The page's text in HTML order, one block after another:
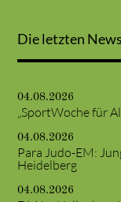
Die letzten News
04.08.2026
„SportWoche für
04.08.2026
Para Judo-EM:
Heidelberg
04.08.2026